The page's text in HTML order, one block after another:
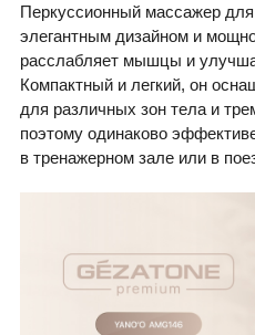
Перкуссионный массажер
элегантным дизайном и
расслабляет мышцы и
Компактный и легкий, он
для различных зон тела и
поэтому одинаково
в тренажерном зале или в